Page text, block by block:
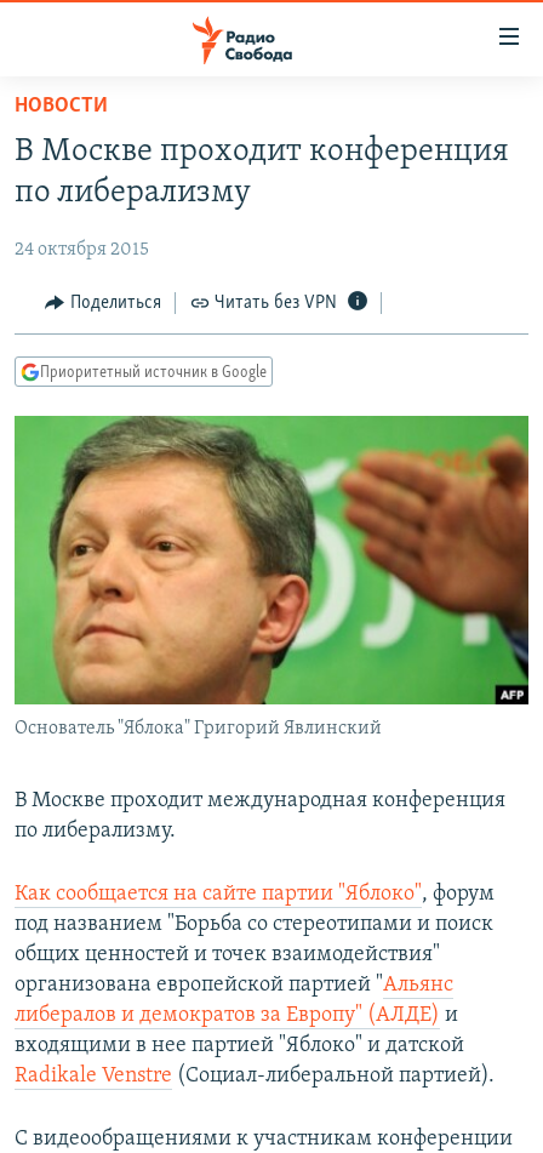
упрощенного
доступа
Вернуться
основному
Вернутся
главной
навигации
Вернутся
поиску
ПОДКАСТЫ
АВТОРСКИЕ ПРОЕКТЫ
ЦИТАТЫ СВОБОДЫ
МНЕНИЯ
IDEL.РЕАЛИИ
КАВКАЗ.РЕАЛИИ
СЕВЕР.РЕАЛИИ
СИБИРЬ.РЕАЛИИ
РАСПИСАНИЕ ВЕЩАНИЯ
ПОДПИШИТЕСЬ НА РАССЫЛКУ
СОЦИАЛЬНЫЕ СЕТИ
Все сайты РСЕ/РС
НОВОСТИ
В Москве проходит конференция
по либерализму
24 октября 2015
Поделиться Читать без VPN
Приоритетный источник в Google
Основатель "Яблока" Григорий Явлинский
В Москве проходит международная конференция
по либерализму.
Как сообщается на сайте партии "Яблоко", форум
под названием "Борьба со стереотипами и поиск
общих ценностей и точек взаимодействия"
организована европейской партией "Альянс
либералов и демократов за Европу" (АЛДЕ) и
входящими в нее партией "Яблоко" и датской
Radikale Venstre (Социал-либеральной партией).
С видеообращениями к участникам конференции